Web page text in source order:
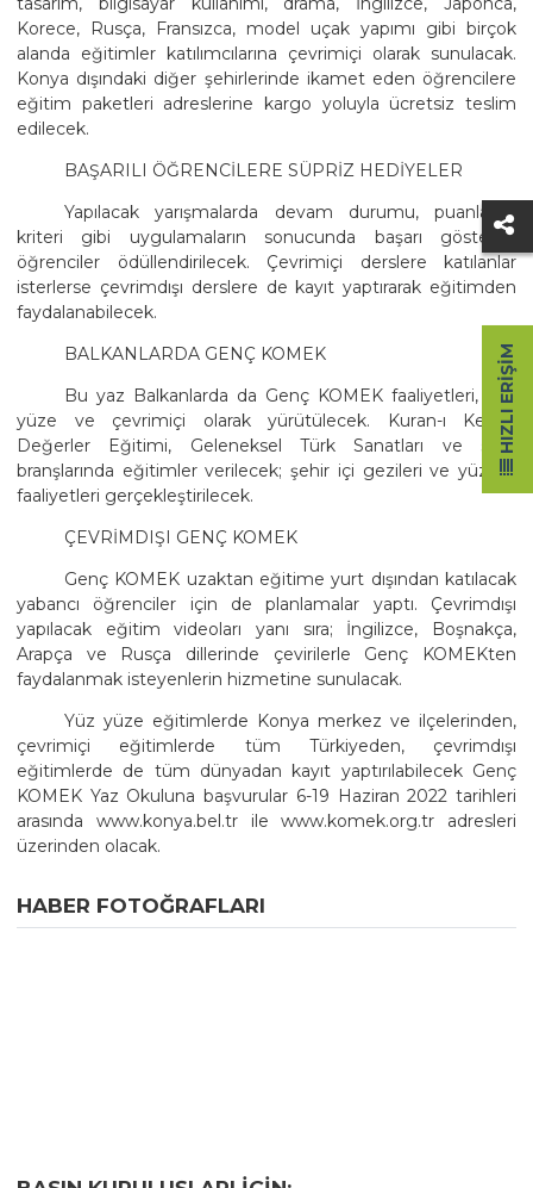
Korece, Rusça, Fransızca, model uçak yapımı gibi birçok
alanda eğitimler katılımcılarına çevrimiçi olarak sunulacak.
Konya dışındaki diğer şehirlerinde ikamet eden öğrencilere
eğitim paketleri adreslerine kargo yoluyla ücretsiz teslim
edilecek.
BAŞARILI ÖĞRENCİLERE SÜPRİZ HEDİYELER
Yapılacak yarışmalarda devam durumu, puanlama
kriteri gibi uygulamaların sonucunda başarı gösteren
öğrenciler ödüllendirilecek. Çevrimiçi derslere katılanlar
isterlerse çevrimdışı derslere de kayıt yaptırarak eğitimden
faydalanabilecek.
BALKANLARDA GENÇ KOMEK
Bu yaz Balkanlarda da Genç KOMEK faaliyetleri, yüz
yüze ve çevrimiçi olarak yürütülecek. Kuran-ı Kerim,
Değerler Eğitimi, Geleneksel Türk Sanatları ve spor
branşlarında eğitimler verilecek; şehir içi gezileri ve yüzme
faaliyetleri gerçekleştirilecek.
ÇEVRİMDIŞI GENÇ KOMEK
Genç KOMEK uzaktan eğitime yurt dışından katılacak
yabancı öğrenciler için de planlamalar yaptı. Çevrimdışı
yapılacak eğitim videoları yanı sıra; İngilizce, Boşnakça,
Arapça ve Rusça dillerinde çevirilerle Genç KOMEKten
faydalanmak isteyenlerin hizmetine sunulacak.
Yüz yüze eğitimlerde Konya merkez ve ilçelerinden,
çevrimiçi eğitimlerde tüm Türkiyeden, çevrimdışı
eğitimlerde de tüm dünyadan kayıt yaptırılabilecek Genç
KOMEK Yaz Okuluna başvurular 6-19 Haziran 2022 tarihleri
arasında www.konya.bel.tr ile www.komek.org.tr adresleri
üzerinden olacak.
HABER FOTOĞRAFLARI
HIZLI ERIŞIM